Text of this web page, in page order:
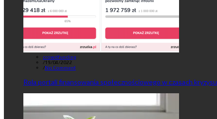
crowdfunding
/19/04/2022
/No Comment
Rola portali finansowania społecznościowego w czasach kryzysu